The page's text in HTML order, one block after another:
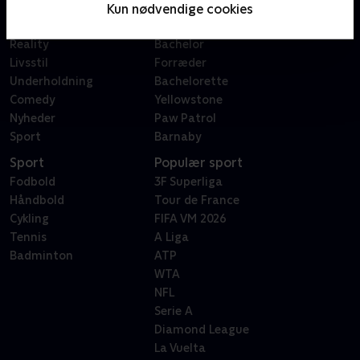
Kun nødvendige cookies
Reality
Livsstil
Underholdning
Comedy
Nyheder
Sport
Sygeplejeskolen
Bachelor
Forræder
Bachelorette
Yellowstone
Paw Patrol
Barnaby
Sport
Fodbold
Håndbold
Cykling
Tennis
Badminton
Populær sport
3F Superliga
Tour de France
FIFA VM 2026
A Liga
ATP
WTA
NFL
Serie A
Diamond League
La Vuelta